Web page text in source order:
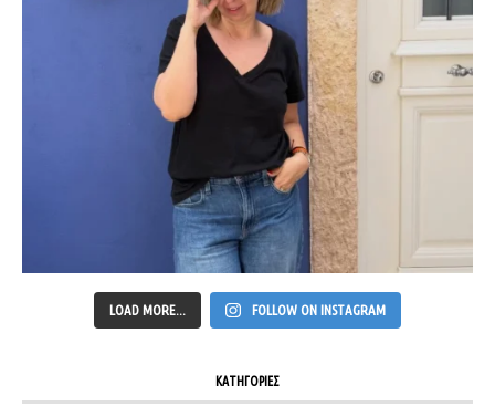
LOAD MORE... FOLLOW ON INSTAGRAM
ΚΑΤΗΓΟΡΙΕΣ